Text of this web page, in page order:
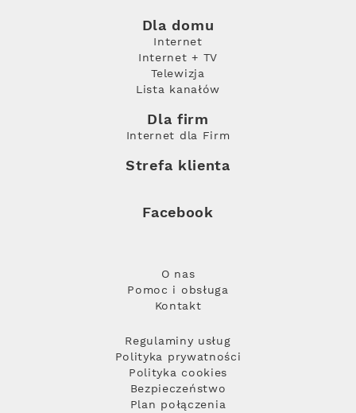
Dla domu
Internet
Internet + TV
Telewizja
Lista kanałów
Dla firm
Internet dla Firm
Strefa klienta
Facebook
O nas
Pomoc i obsługa
Kontakt
Regulaminy usług
Polityka prywatności
Polityka cookies
Bezpieczeństwo
Plan połączenia